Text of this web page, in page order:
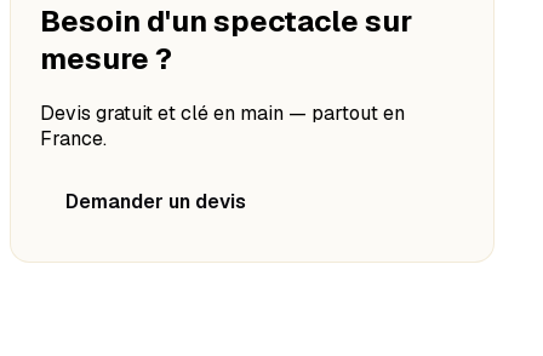
Besoin d'un spectacle sur
mesure ?
Devis gratuit et clé en main — partout en
France.
Demander un devis